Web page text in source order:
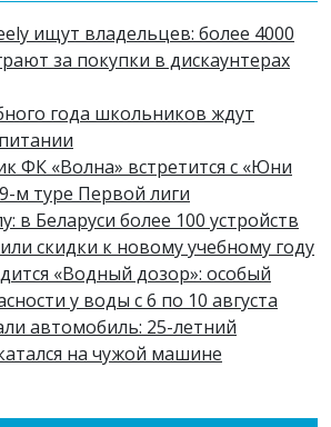
ищут владельцев: более 4000
за покупки в дискаунтерах
года школьников ждут
ФК «Волна» встретится с «Юни
м туре Первой лиги
в Беларуси более 100 устройств
скидки к новому учебному году
«Водный дозор»: особый
у воды с 6 по 10 августа
автомобиль: 25-летний
на чужой машине